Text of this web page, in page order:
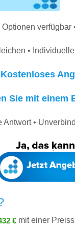
verfügbar
•
Kostenloses
Sie mit einem
Antwort •
€ mit einer